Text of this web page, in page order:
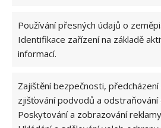
Používání přesných údajů o
Identifikace zařízení na základě
informací.
Zajištění bezpečnosti, předcházení
zjišťování podvodů a odstraňování
Poskytování a zobrazování
ALTÁN KŮLNA NÁŘADÍ